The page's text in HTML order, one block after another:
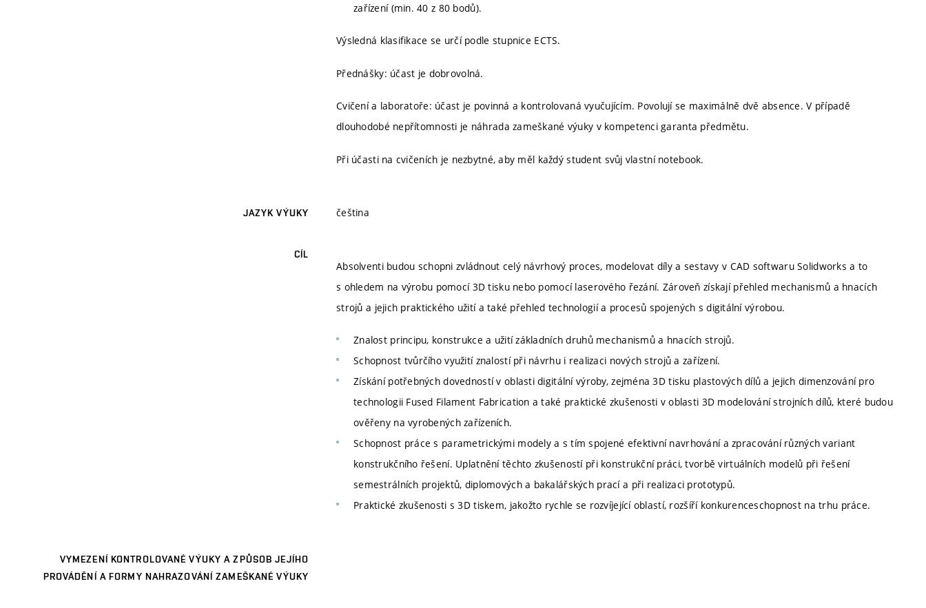
zařízení (min. 40 z 80 bodů).
Výsledná klasifikace se určí podle stupnice ECTS.
Přednášky: účast je dobrovolná.
Cvičení a laboratoře: účast je povinná a kontrolovaná vyučujícím. Povolují se maximálně dvě absence. V případě
dlouhodobé nepřítomnosti je náhrada zameškané výuky v kompetenci garanta předmětu.
Při účasti na cvičeních je nezbytné, aby měl každý student svůj vlastní notebook.
JAZYK VÝUKY čeština
CÍL
Absolventi budou schopni zvládnout celý návrhový proces, modelovat díly a sestavy v CAD softwaru Solidworks a to
s ohledem na výrobu pomocí 3D tisku nebo pomocí laserového řezání. Zároveň získají přehled mechanismů a hnacích
strojů a jejich praktického užití a také přehled technologií a procesů spojených s digitální výrobou.
Znalost principu, konstrukce a užití základních druhů mechanismů a hnacích strojů.
Schopnost tvůrčího využití znalostí při návrhu i realizaci nových strojů a zařízení.
Získání potřebných dovedností v oblasti digitální výroby, zejména 3D tisku plastových dílů a jejich dimenzování pro
technologii Fused Filament Fabrication a také praktické zkušenosti v oblasti 3D modelování strojních dílů, které budou
ověřeny na vyrobených zařízeních.
Schopnost práce s parametrickými modely a s tím spojené efektivní navrhování a zpracování různých variant
konstrukčního řešení. Uplatnění těchto zkušeností při konstrukční práci, tvorbě virtuálních modelů při řešení
semestrálních projektů, diplomových a bakalářských prací a při realizaci prototypů.
Praktické zkušenosti s 3D tiskem, jakožto rychle se rozvíjející oblastí, rozšíří konkurenceschopnost na trhu práce.
VYMEZENÍ KONTROLOVANÉ VÝUKY A ZPŮSOB JEJÍHO
PROVÁDĚNÍ A FORMY NAHRAZOVÁNÍ ZAMEŠKANÉ VÝUKY